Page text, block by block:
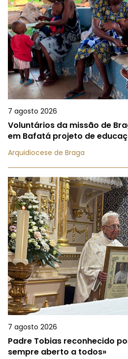
7 agosto 2026
Voluntários da missão de
em Bafatá projeto de
Arquidiocese de Braga
7 agosto 2026
Padre Tobias reconhecido
sempre aberto a todos»